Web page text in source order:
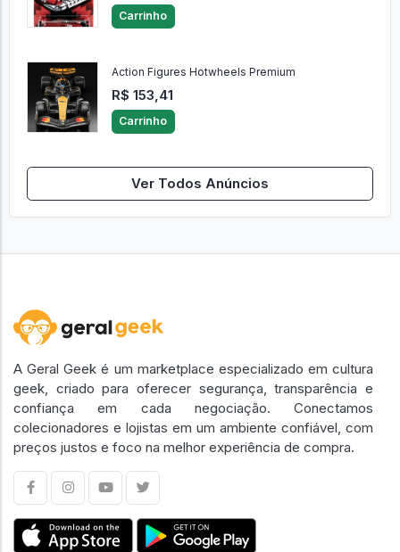
Carrinho
Action Figures Hotwheels Premium
R$ 153,41
Carrinho
Ver Todos Anúncios
A Geral Geek é um marketplace especializado em cultura
geek, criado para oferecer segurança, transparência e
confiança em cada negociação. Conectamos
colecionadores e lojistas em um ambiente confiável, com
preços justos e foco na melhor experiência de compra.